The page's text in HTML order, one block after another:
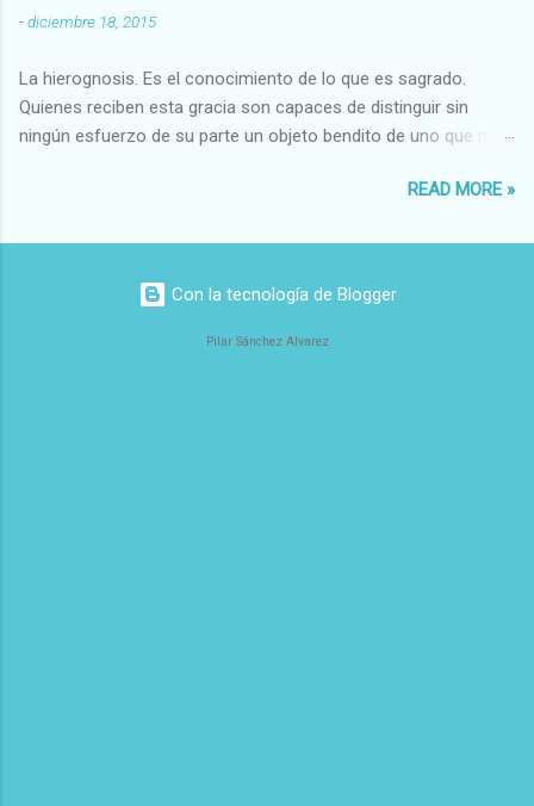
malvado Justo-Injusto Escrupuloso-Relajado Leal-Desleal,etc.
Armonioso-Inarmonioso 4 RELIGIOSOS Santo-Pr...
-diciembre 18, 2015
La hierognosis. Es el conocimiento de lo que es sagrado.
Quienes reciben esta gracia son capaces de distinguir sin
ningún esfuerzo de su parte un objeto bendito de uno que no
READ MORE »
Con la tecnología de Blogger
Pilar Sánchez Alvarez